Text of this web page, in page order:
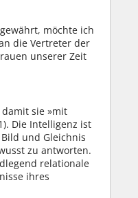
möchte ich
die Vertreter der
unserer Zeit
damit sie »mit
Die Intelligenz ist
und Gleichnis
zu antworten.
relationale
ihres